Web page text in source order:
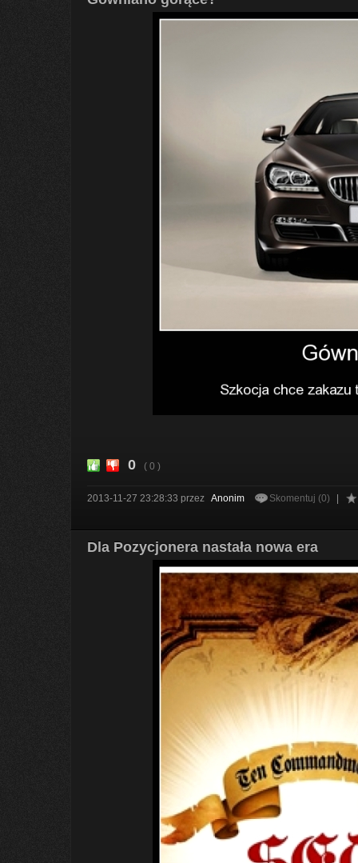
0 ( 0 )
2013-11-27 23:28:33 przez Anonim Skomentuj (0)
Dla Pozycjonera nastała nowa era